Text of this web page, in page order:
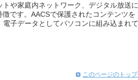
や家庭内ネットワーク、デジタル放送に
です。AACSで保護されたコンテンツを
子データとしてパソコンに組み込まれて
このページのトッ